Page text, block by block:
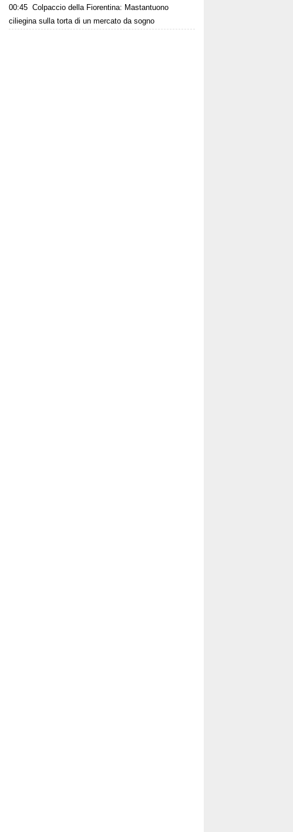
00:45 Colpaccio della Fiorentina: Mastantuono
ciliegina sulla torta di un mercato da sogno